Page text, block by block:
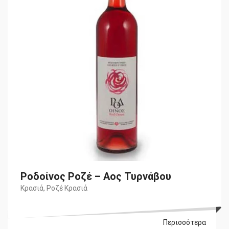
Ροδοίνος Ροζέ – Αος Τυρνάβου
Κρασιά, Ροζέ Κρασιά
Περισσότερα